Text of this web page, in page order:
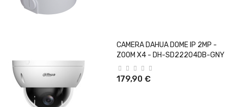
CAMERA DAHUA DOME IP 2MP -
ZOOM X4 - DH-SD22204DB-GNY
179,90 €